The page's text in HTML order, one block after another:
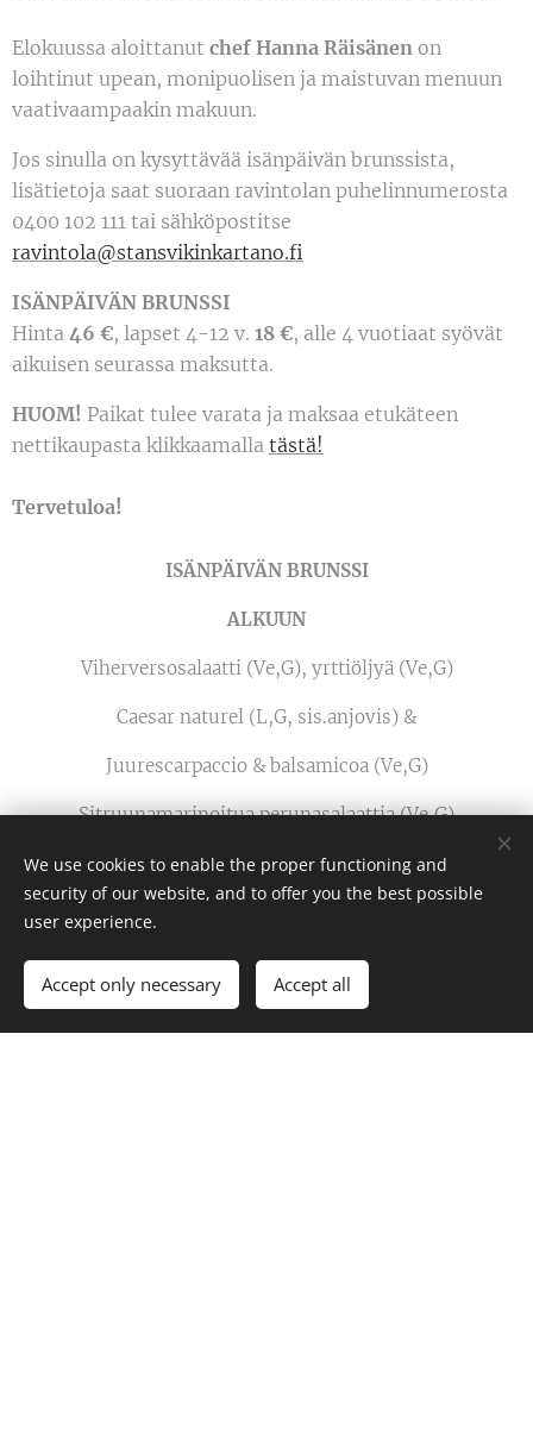
Elokuussa aloittanut chef Hanna Räisänen on
loihtinut upean, monipuolisen ja maistuvan menuun
vaativaampaakin makuun.
Jos sinulla on kysyttävää isänpäivän brunssista,
lisätietoja saat suoraan ravintolan puhelinnumerosta
0400 102 111 tai sähköpostitse
ravintola@stansvikinkartano.fi
ISÄNPÄIVÄN BRUNSSI
Hinta 46 €, lapset 4-12 v. 18 €, alle 4 vuotiaat syövät
aikuisen seurassa maksutta.
HUOM! Paikat tulee varata ja maksaa etukäteen
nettikaupasta klikkaamalla tästä!
Tervetuloa!
ISÄNPÄIVÄN BRUNSSI
ALKUUN
Viherversosalaatti (Ve,G), yrttiöljyä (Ve,G)
Caesar naturel (L,G, sis.anjovis) &
Juurescarpaccio & balsamicoa (Ve,G)
Sitruunamarinoitua perunasalaattia (Ve,G)
Marinoitua päärynää, sinihomejuustoa & pähkinää (L,G)
Katkarapua "Skagen" (L,G)
Lohiviettelys (L,G)
We use cookies to enable the proper functioning and
security of our website, and to offer you the best possible
user experience.
Accept only necessary Accept all